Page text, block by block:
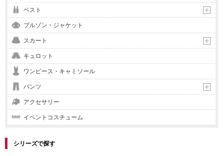
ベスト
ブルゾン・ジャケット
スカート
キュロット
ワンピース・キャミソール
パンツ
アクセサリー
イベントコスチューム
シリーズで探す